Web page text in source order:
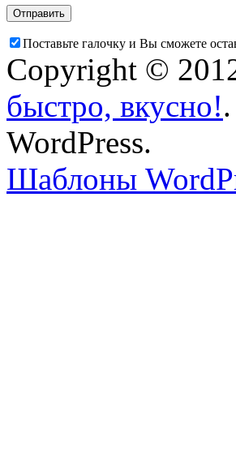
Поставьте галочку и Вы сможете
Copyright ©
быстро, вкусно!
WordPress.
Шаблоны